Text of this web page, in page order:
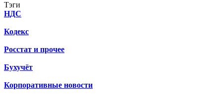
Тэги
НДС
Кодекс
Росстат и прочее
Бухучёт
Корпоративные новости